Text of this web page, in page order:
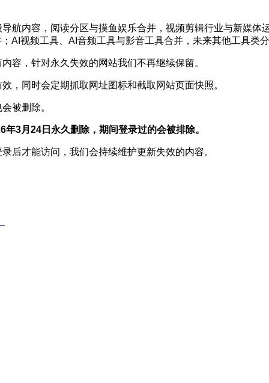
航内容，阅读分区与摸鱼娱乐合并，视频剪辑行业与新媒
AI视频工具、AI音频工具与影音工具合并，未来其他工具类
容，针对永久失效的网站我们不再继续保留。
，同时会定期抓取网址图标和截取网站页面快照。
被删除。
3月24日永久删除，期间登录过的会被排除。
后才能访问，我们会持续维护更新失效的内容。